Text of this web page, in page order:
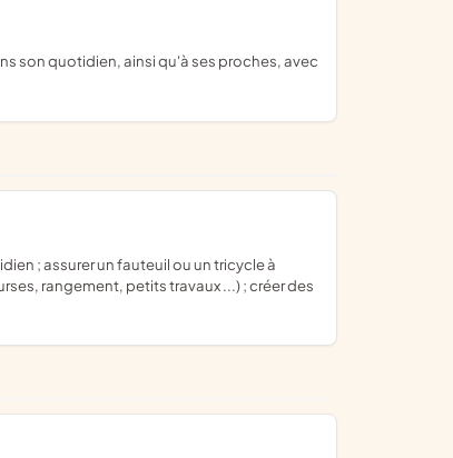
rangement, petits travaux ...) ; créer des